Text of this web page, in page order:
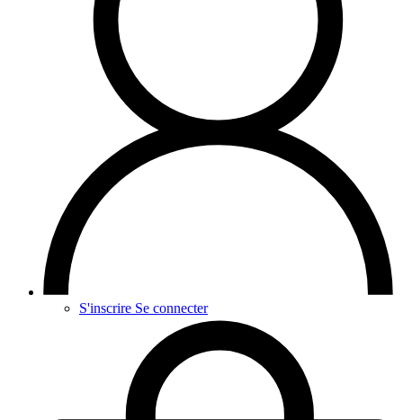
S'inscrire Se connecter